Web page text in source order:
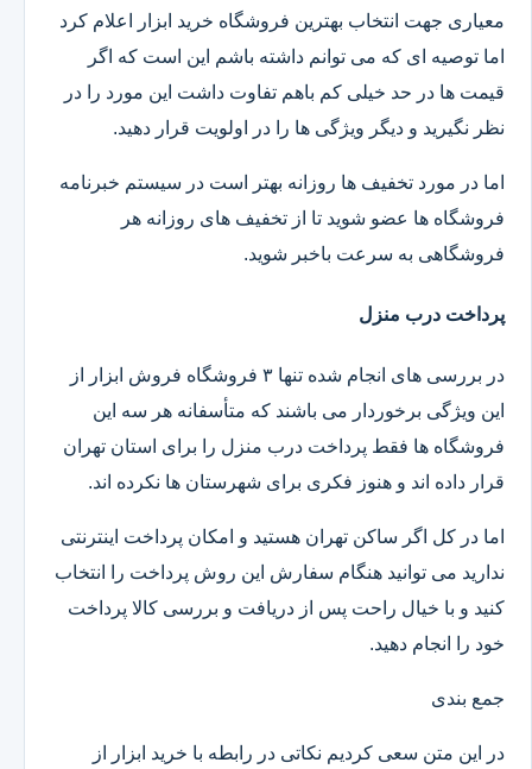
معیاری جهت انتخاب بهترین فروشگاه خرید ابزار اعلام کرد
اما توصیه ای که می توانم داشته باشم این است که اگر
قیمت ها در حد خیلی کم باهم تفاوت داشت این مورد را در
نظر نگیرید و دیگر ویژگی ها را در اولویت قرار دهید.
اما در مورد تخفیف ها روزانه بهتر است در سیستم خبرنامه
فروشگاه ها عضو شوید تا از تخفیف های روزانه هر
فروشگاهی به سرعت باخبر شوید.
پرداخت درب منزل
در بررسی های انجام شده تنها ۳ فروشگاه فروش ابزار از
این ویژگی برخوردار می باشند که متأسفانه هر سه این
فروشگاه ها فقط پرداخت درب منزل را برای استان تهران
قرار داده اند و هنوز فکری برای شهرستان ها نکرده اند.
اما در کل اگر ساکن تهران هستید و امکان پرداخت اینترنتی
ندارید می توانید هنگام سفارش این روش پرداخت را انتخاب
کنید و با خیال راحت پس از دریافت و بررسی کالا پرداخت
خود را انجام دهید.
جمع بندی
در این متن سعی کردیم نکاتی در رابطه با خرید ابزار از